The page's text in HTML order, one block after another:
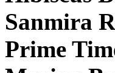
Sanmira
Prime